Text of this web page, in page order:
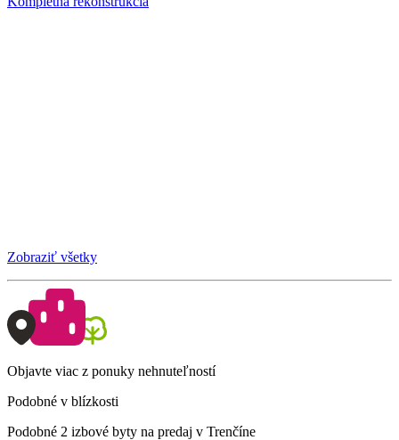
Zobraziť všetky
Objavte viac z ponuky nehnuteľností
Podobné v blízkosti
Podobné 2 izbové byty na predaj v Trenčíne